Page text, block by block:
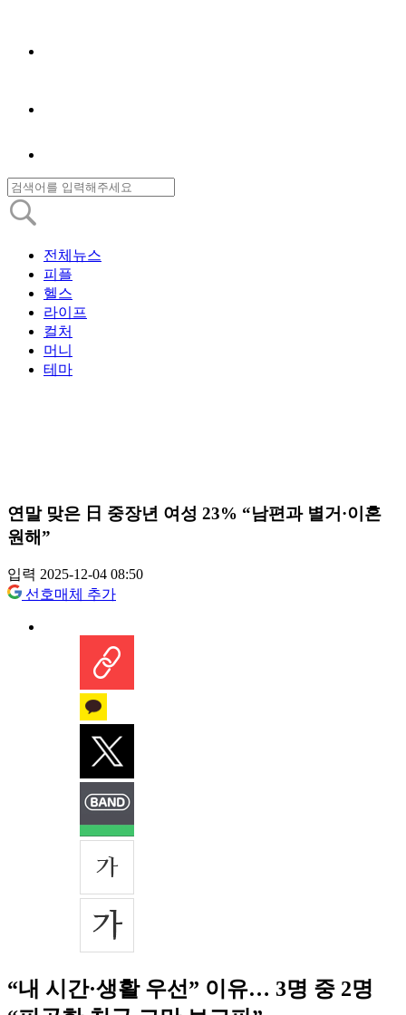
전체뉴스
피플
헬스
라이프
컬처
머니
테마
연말 맞은 日 중장년 여성 23% “남편과 별거·이혼
원해”
입력 2025-12-04 08:50
선호매체 추가
“내 시간·생활 우선” 이유… 3명 중 2명